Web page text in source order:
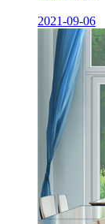
2021-09-06